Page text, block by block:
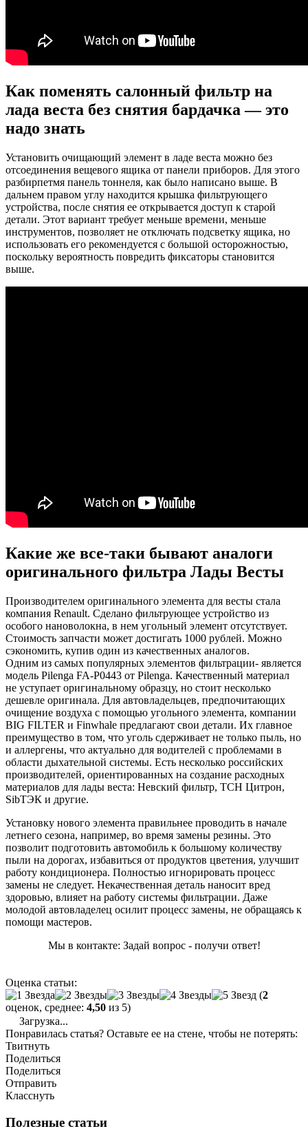
Как поменять салонный фильтр на
лада веста без снятия бардачка — это
надо знать
Установить очищающий элемент в ладе веста можно без
отсоединения вещевого ящика от панели приборов. Для этого
разбирпетмя панель тоннеля, как было написано выше. В
дальнем правом углу находится крышка фильтрующего
устройства, после снятия ее открывается доступ к старой
детали. Этот вариант требует меньше времени, меньше
инструментов, позволяет не отключать подсветку ящика, но
использовать его рекомендуется с большой осторожностью,
поскольку вероятность повредить фиксаторы становится
выше.
Какие же все-таки бывают аналоги
оригинального фильтра Лады Весты
Производителем оригинального элемента для весты стала
компания Renault. Сделано фильтрующее устройство из
особого нановолокна, в нем угольный элемент отсутствует.
Стоимость запчасти может достигать 1000 рублей. Можно
сэкономить, купив один из качественных аналогов.
Одним из самых популярных элементов фильтрации- является
модель Pilenga FA-P0443 от Pilenga. Качественный материал
не уступает оригинальному образцу, но стоит несколько
дешевле оригинала. Для автовладельцев, предпочитающих
очищение воздуха с помощью угольного элемента, компании
BIG FILTER и Finwhale предлагают свои детали. Их главное
преимущество в том, что уголь сдерживает не только пыль, но
и аллергены, что актуально для водителей с проблемами в
области дыхательной системы. Есть несколько российских
производителей, ориентированных на создание расходных
материалов для лады веста: Невский фильтр, ТСН Цитрон,
SibТЭК и другие.
Установку нового элемента правильнее проводить в начале
летнего сезона, например, во время замены резины. Это
позволит подготовить автомобиль к большому количеству
пыли на дорогах, избавиться от продуктов цветения, улучшит
работу кондиционера. Полностью игнорировать процесс
замены не следует. Некачественная деталь наносит вред
здоровью, влияет на работу системы фильтрации. Даже
молодой автовладелец осилит процесс замены, не обращаясь к
помощи мастеров.
Мы в контакте: Задай вопрос - получи ответ!
Оценка статьи:
(2
оценок, среднее: 4,50 из 5)
Загрузка...
Понравилась статья? Оставьте ее на стене, чтобы не потерять:
Твитнуть
Поделиться
Поделиться
Отправить
Класснуть
Полезные статьи